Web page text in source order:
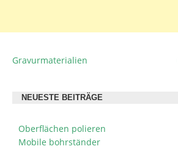
BEITRAGSNAVIGATION
Gravurmaterialien
NEUESTE BEITRÄGE
Oberflächen polieren
Mobile bohrständer